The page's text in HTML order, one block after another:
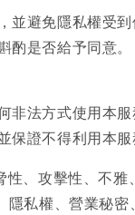
並避免隱私權受
是否給予同意。
非法方式使用本
保證不得利用本
、攻擊性、不
私權、營業秘